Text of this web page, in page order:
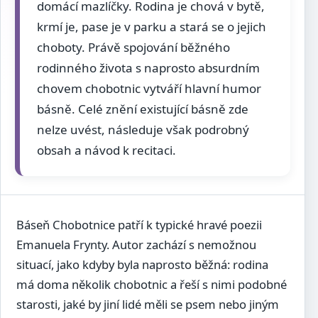
domácí mazlíčky. Rodina je chová v bytě,
krmí je, pase je v parku a stará se o jejich
choboty. Právě spojování běžného
rodinného života s naprosto absurdním
chovem chobotnic vytváří hlavní humor
básně. Celé znění existující básně zde
nelze uvést, následuje však podrobný
obsah a návod k recitaci.
Báseň Chobotnice patří k typické hravé poezii
Emanuela Frynty. Autor zachází s nemožnou
situací, jako kdyby byla naprosto běžná: rodina
má doma několik chobotnic a řeší s nimi podobné
starosti, jaké by jiní lidé měli se psem nebo jiným